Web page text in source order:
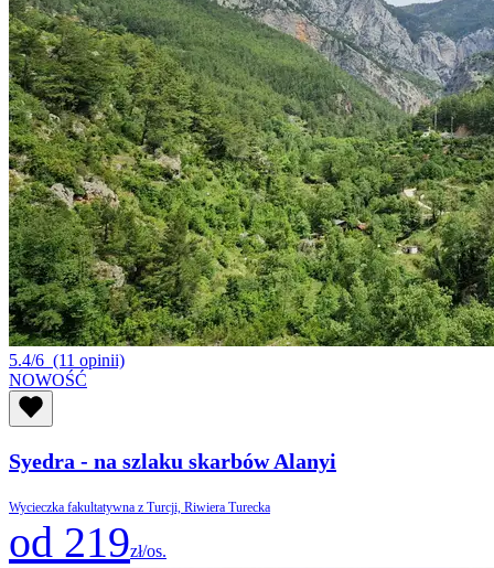
5.4/6 (11 opinii)
NOWOŚĆ
Syedra - na szlaku skarbów Alanyi
Wycieczka fakultatywna z Turcji, Riwiera Turecka
od 219zł/os.